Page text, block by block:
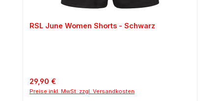
RSL June Women Shorts - Schwarz
Regulärer Preis:
29,90 €
Preise inkl. MwSt. zzgl. Versandkosten